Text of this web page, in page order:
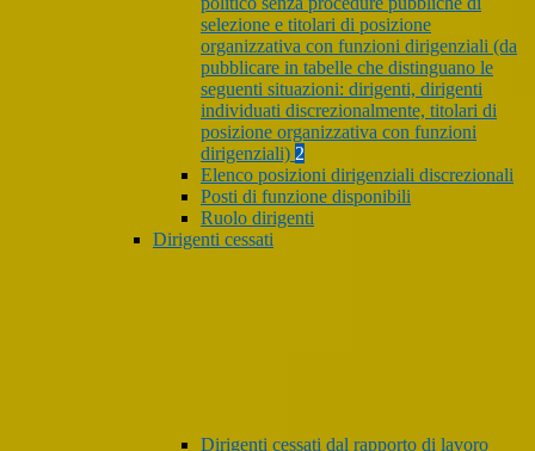
selezione e titolari di posizione
organizzativa con funzioni dirigenziali (da
pubblicare in tabelle che distinguano le
seguenti situazioni: dirigenti, dirigenti
individuati discrezionalmente, titolari di
posizione organizzativa con funzioni
dirigenziali) 2
Elenco posizioni dirigenziali discrezionali
Posti di funzione disponibili
Ruolo dirigenti
Dirigenti cessati
Dirigenti cessati dal rapporto di lavoro